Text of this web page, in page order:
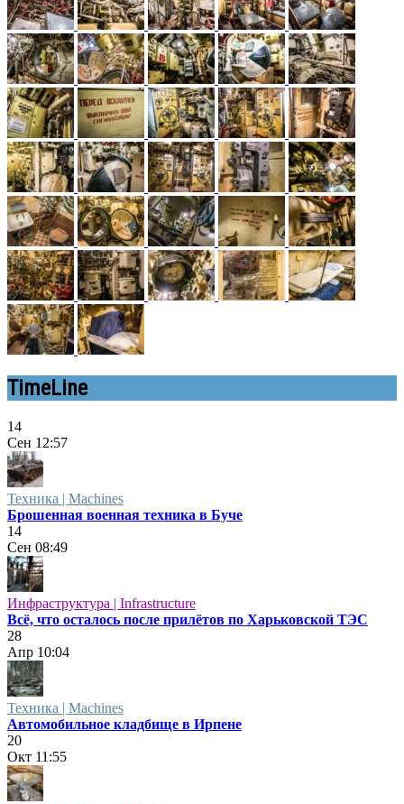
TimeLine
14
Сен 12:57
Техника | Machines
Брошенная военная техника в Буче
14
Сен 08:49
Инфраструктура | Infrastructure
Всё, что осталось после прилётов по Харьковской ТЭС
28
Апр 10:04
Техника | Machines
Автомобильное кладбище в Ирпене
20
Окт 11:55